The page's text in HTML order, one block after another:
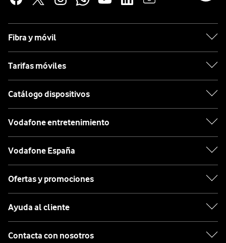
Fibra y móvil
Tarifas móviles
Catálogo dispositivos
Vodafone entretenimiento
Vodafone España
Ofertas y promociones
Ayuda al cliente
Contacta con nosotros